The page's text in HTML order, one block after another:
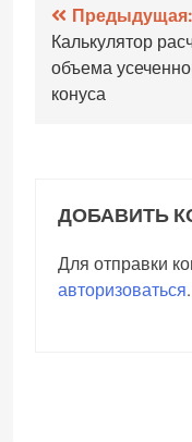
Навигация
по
записям
Предыдущая:
Калькулятор
объема
конуса
ДОБАВИТЬ
Для отправки
авторизоваться.